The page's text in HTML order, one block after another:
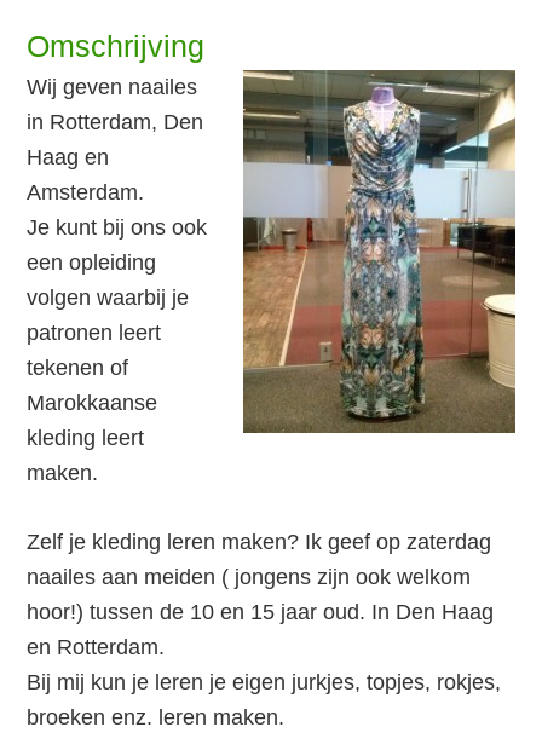
Omschrijving
Wij geven naailes
in Rotterdam, Den
Haag en
Amsterdam.
Je kunt bij ons ook
een opleiding
volgen waarbij je
patronen leert
tekenen of
Marokkaanse
kleding leert
maken.
Zelf je kleding leren maken? Ik geef op zaterdag
naailes aan meiden ( jongens zijn ook welkom
hoor!) tussen de 10 en 15 jaar oud. In Den Haag
en Rotterdam.
Bij mij kun je leren je eigen jurkjes, topjes, rokjes,
broeken enz. leren maken.